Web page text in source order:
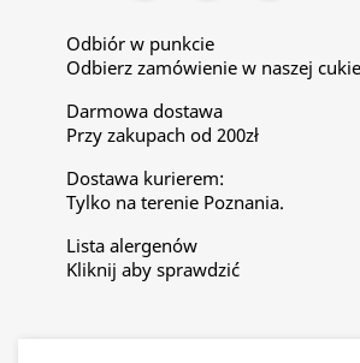
Odbiór w punkcie
Odbierz zamówienie w naszej
Darmowa dostawa
Przy zakupach od 200zł
Dostawa kurierem:
Tylko na terenie Poznania.
Lista alergenów
Kliknij aby sprawdzić